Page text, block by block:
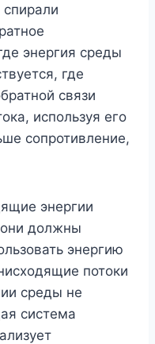
энергия среды
где
связи
используя его
сопротивление,
энергии
должны
энергию
потоки
среды не
система